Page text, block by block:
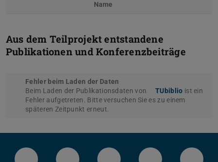
Name
Aus dem Teilprojekt entstandene
Publikationen und Konferenzbeiträge
Fehler beim Laden der Daten
Beim Laden der Publikationsdaten von
TUbiblio ist ein
Fehler aufgetreten. Bitte versuchen Sie es zu einem
späteren Zeitpunkt erneut.